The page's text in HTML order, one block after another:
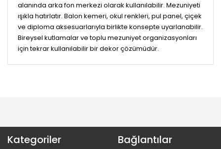
alanında arka fon merkezi olarak kullanılabilir. Mezuniyeti
ışıkla hatırlatır. Balon kemeri, okul renkleri, pul panel, çiçek
ve diploma aksesuarlarıyla birlikte konsepte uyarlanabilir.
Bireysel kutlamalar ve toplu mezuniyet organizasyonları
için tekrar kullanılabilir bir dekor çözümüdür.
Kategoriler Bağlantılar